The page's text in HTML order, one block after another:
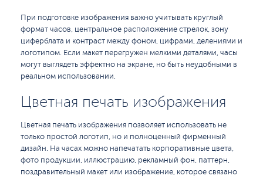
При подготовке изображения важно учитывать круглый
формат часов, центральное расположение стрелок, зону
циферблата и контраст между фоном, цифрами, делениями и
логотипом. Если макет перегружен мелкими деталями, часы
могут выглядеть эффектно на экране, но быть неудобными в
реальном использовании.
Цветная печать изображения
Цветная печать изображения позволяет использовать не
только простой логотип, но и полноценный фирменный
дизайн. На часах можно напечатать корпоративные цвета,
фото продукции, иллюстрацию, рекламный фон, паттерн,
поздравительный макет или изображение, которое связано